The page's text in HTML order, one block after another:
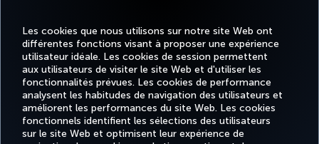
Les cookies que nous utilisons sur notre site Web ont
différentes fonctions visant à proposer une expérience
utilisateur idéale. Les cookies de session permettent
aux utilisateurs de visiter le site Web et d'utiliser les
fonctionnalités prévues. Les cookies de performance
analysent les habitudes de navigation des utilisateurs et
améliorent les performances du site Web. Les cookies
fonctionnels identifient les sélections des utilisateurs
sur le site Web et optimisent leur expérience de
MEILLEUR WI-FI EN EUROPE
Facebook
TwitterInstagram
YouTubeLinkedIn
TiktokBlogPinterest